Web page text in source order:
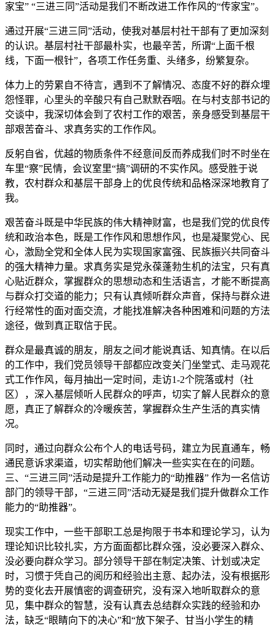
家宝” “三进三同”活动是我们不断改进工作作风的“传家宝”。
通过开展“三进三同”活动，使我对基层村社干部有了更加深刻
的认识。基层村社干部最朴实，也最辛苦，所谓“上面千根
线，下面一根针”，各项工作任务重、头绪多，纷繁复杂。
体力上的劳累自不待言，遇到不了解情况、态度不好的群众埋
怨怪罪，心里头的辛酸只有自己默默吞咽。在与村支部书记的
交谈中，我深切体会到了农村工作的艰苦，亲身感受到基层干
部艰苦奋斗、求真务实的工作作风。
反躬自省，优越的物质条件不经意间反而养成我们时不时坐在
车里“察”民情，会议室里“搞”调研的不实作风。感受胜于说
教，农村群众和基层干部身上的优良传统和品格深深地教育了
我。
艰苦奋斗既是中华民族的伟大精神财富，也是我们党的优良传
统和政治本色，既是工作作风和思想作风，也是凝聚党心、民
心，激励全党和全体人民为实现国家富强、民族振兴共同奋斗
的强大精神力量。求真务实是党永葆蓬勃生机的法宝，只有真
心贴近群众，掌握群众的思想动态和生活语言，才能不断提高
与群众打交道的能力；只有认真倾听群众声音，保持与群众进
行经常性的面对面交流，才能找准解决各种困难和问题的方法
途径，做到真正取信于民。
群众是最真诚的朋友，朋友之间才能说真话、知真情。在以后
的工作中，我们党员领导干部都应改变关门坐堂式、走马观花
式工作作风，每月抽出一定时间，走访1-2个院落或村（社
区），深入基层倾听人民群众的呼声，切实了解人民群众的意
愿，真正了解群众的冷暖疾苦，掌握群众生产生活的真实情
况。
同时，通过向群众公布个人的电话号码，建立为民直通车，畅
通民意诉求渠道，切实帮助他们解决一些实实在在的问题。
三、“三进三同”活动是提升工作能力的“助推器” 作为一名信访
部门的领导干部，“三进三同”活动无疑是我们提升做群众工作
能力的“助推器”。
现实工作中，一些干部职工总是拘限于书本和理论学习，认为
理论知识比较扎实，方方面面都比群众强，没必要深入群众、
没必要向群众学习。部分领导干部在制定决策、计划或决定
时，习惯于凭自己的阅历和经验出主意、起办法，没有根据形
势的变化去开展慎密的调查研究，没有深入地听取群众的意
见，集中群众的智慧，没有认真去总结群众实践的经验和办
法，缺乏“眼睛向下的决心”和“放下架子、甘当小学生的精